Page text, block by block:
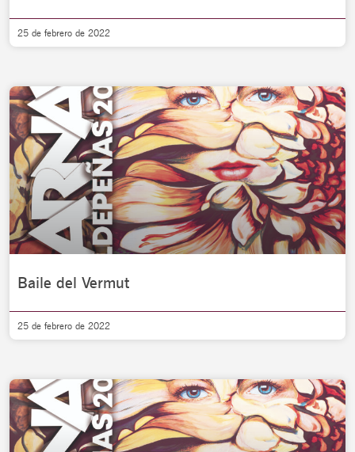
25 de febrero de 2022
Baile del Vermut
25 de febrero de 2022